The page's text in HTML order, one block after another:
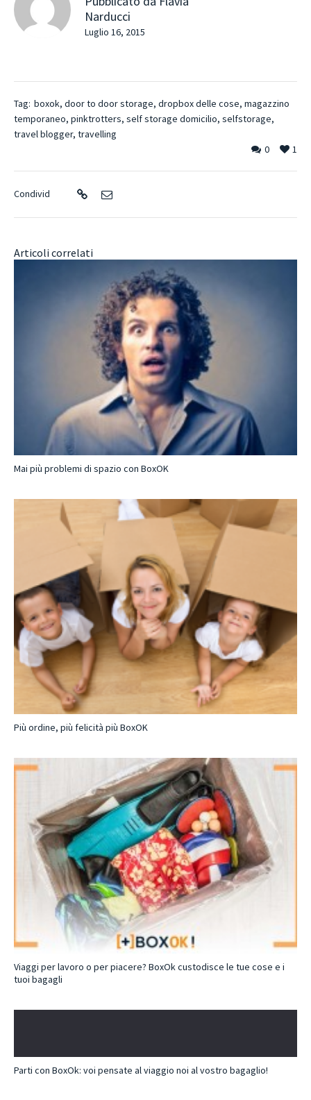
Narducci
Luglio 16, 2015
Tag: boxok, door to door storage, dropbox delle cose, magazzino
temporaneo, pinktrotters, self storage domicilio, selfstorage,
travel blogger, travelling
1
0
Condivid
Articoli correlati
Mai più problemi di spazio con BoxOK
Più ordine, più felicità più BoxOK
Viaggi per lavoro o per piacere? BoxOk custodisce le tue cose e i
tuoi bagagli
Parti con BoxOk: voi pensate al viaggio noi al vostro bagaglio!